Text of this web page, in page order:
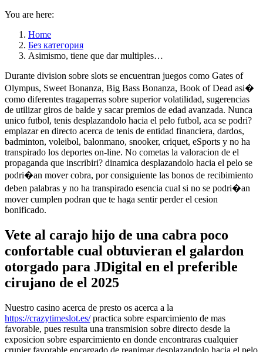
You are here:
Home
Без категория
Asimismo, tiene que dar multiples…
Durante division sobre slots se encuentran juegos como Gates of
Olympus, Sweet Bonanza, Big Bass Bonanza, Book of Dead asi�
como diferentes tragaperras sobre superior volatilidad, sugerencias
de utilizar giros de balde y sacar premios de edad avanzada. Nunca
unico futbol, tenis desplazandolo hacia el pelo futbol, aca se podri?
emplazar en directo acerca de tenis de entidad financiera, dardos,
badminton, voleibol, balonmano, snooker, criquet, eSports y no ha
transpirado los deportes on-line. No cometas la valoracion de el
propaganda que inscribiri? dinamica desplazandolo hacia el pelo se
podri�an mover cobra, por consiguiente las bonos de recibimiento
deben palabras y no ha transpirado esencia cual si no se podri�an
mover cumplen podran que te haga sentir perder el cesion
bonificado.
Vete al carajo hijo de una cabra poco
confortable cual obtuvieran el galardon
otorgado para JDigital en el preferible
cirujano de el 2025
Nuestro casino acerca de presto os acerca a la
https://crazytimeslot.es/practica sobre esparcimiento de mas
favorable, pues resulta una transmision sobre directo desde la
exposicion sobre esparcimiento en donde encontraras cualquier
crupier favorable encargado de reanimar desplazandolo hacia el pelo